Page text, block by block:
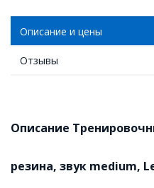
Описание и цены
Отзывы
Описание
резина, звук medium,